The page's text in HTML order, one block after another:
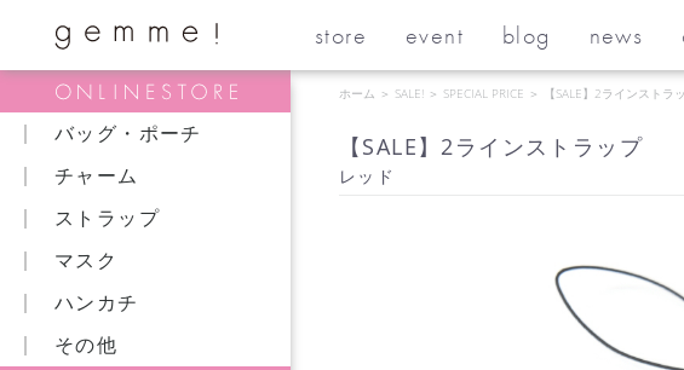
store event blog news
バッグ・ポーチ
チャーム
ストラップ
マスク
ハンカチ
その他
ホーム ＞ SALE! ＞ SPECIAL PRICE ＞ 【SALE】2ラインストラ
【SALE】2ラインストラップ
レッド